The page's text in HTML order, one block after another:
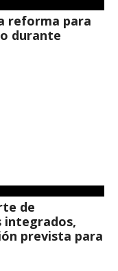
reforma para
durante
de
integrados,
prevista para